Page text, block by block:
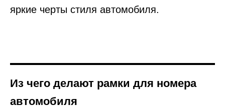
яркие черты стиля автомобиля.
Из чего делают рамки для номера
автомобиля